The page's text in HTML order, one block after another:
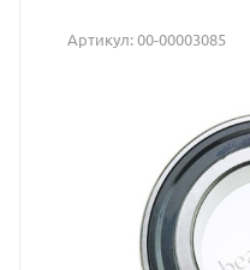
Артикул:00-00003085